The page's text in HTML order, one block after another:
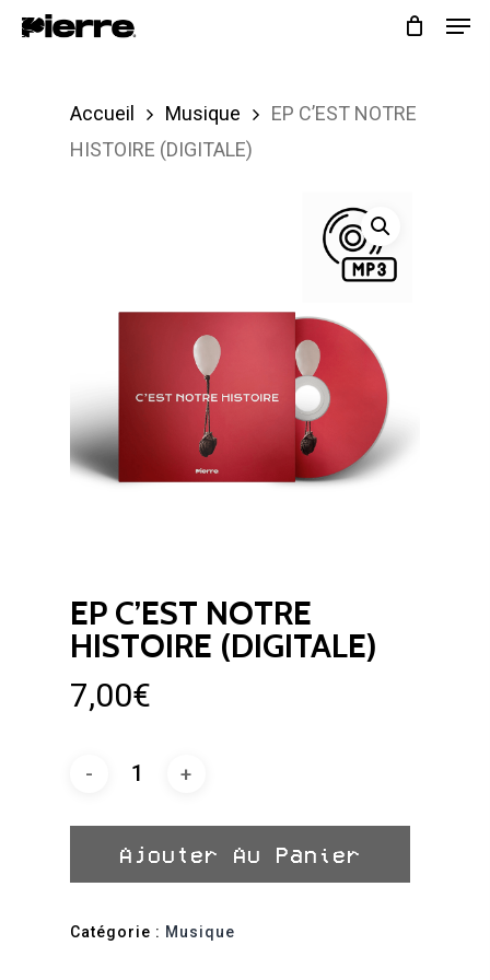
Skip
Accueil Musique
EP C’EST NOTRE
HISTOIRE (DIGITALE)
EP C’EST NOTRE
HISTOIRE (DIGITALE)
7,00€
Ajouter Au Panier
Catégorie : Musique